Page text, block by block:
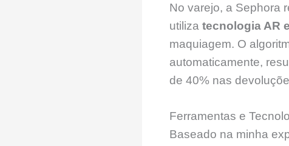
No varejo, a Sephora
utiliza tecnologia AR
maquiagem. O
automaticamente,
de 40% nas
Ferramentas e
Baseado na minha